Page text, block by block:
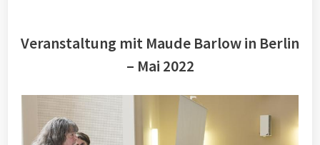
Veranstaltung mit Maude Barlow in Berlin
– Mai 2022